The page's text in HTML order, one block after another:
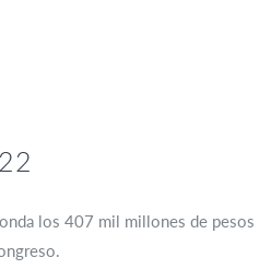
los 407 mil millones de